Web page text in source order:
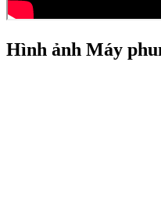
Hình ảnh Máy